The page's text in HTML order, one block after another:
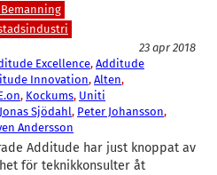
23 apr 2018
Excellence, Additude
Innovation, Alten
, Kockums, Uniti
Jonas Sjödahl, Peter Johansson
Andersson
Additude har just knoppat av
för teknikkonsulter åt